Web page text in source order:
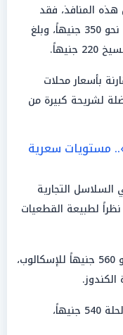
المنافذ، فقد
سجلت «كبدة الجاموسي» و«كباب الحلة» نحو 350 جنيهاً، وبلغ
بأسعار محلات
لشريحة كبيرة من
مستويات سعرية
السلاسل التجارية
لطبيعة القطعيات
«الإسكالوب والإنتركوت»: سجل الكيلو نحو 560 جنيهاً للإسكالوب،
«كباب الحلة والمكعبات»: بلغ سعر كباب الحلة 540 جنيهاً،